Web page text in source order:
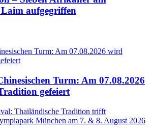
aufgegriffen
Turm: Am 07.08.2026
gefeiert